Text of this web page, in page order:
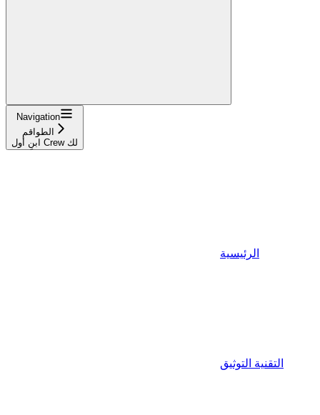
Navigation
الطواقم
ابنِ أول Crew لك
الرئيسية
التقنية التوثيق